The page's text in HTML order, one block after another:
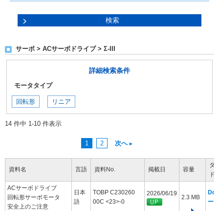
サーボ > ACサーボドライブ > Σ-III
詳細検索条件
モータタイプ
回転形 リニア
14 件中 1-10 件表示
1 2 次へ
資料名 言語 資料No. 掲載日 容量
ダ
ド
ACサーボドライブ
回転形サーボモータ
安全上のご注意
日本
語
TOBP C230260
00C <23>-0
2026/06/19
2.3 MB
ージ